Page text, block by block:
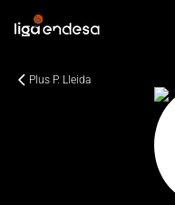
Plus P. Lleida